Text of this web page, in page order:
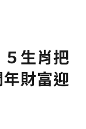
５生肖把
財富迎